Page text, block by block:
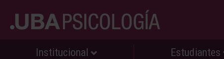
Institucional Estudiantes